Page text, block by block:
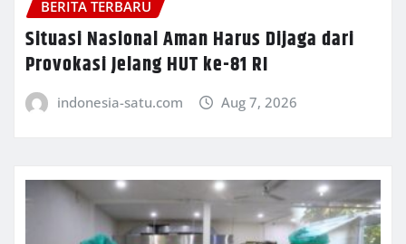
BERITA TERBARU
Situasi Nasional Aman Harus Dijaga dari
Provokasi Jelang HUT ke-81 RI
indonesia-satu.com Aug 7, 2026